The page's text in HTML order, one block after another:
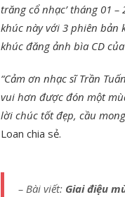
trăng cổ nhạc’ tháng 01
khúc này với 3 phiên bản
khúc đăng ảnh bìa CD
“Cảm ơn nhạc sĩ Trần
vui hơn được đón một
lời chúc tốt đẹp, cầu
Loan chia sẻ.
– Bài viết: Giai điệu